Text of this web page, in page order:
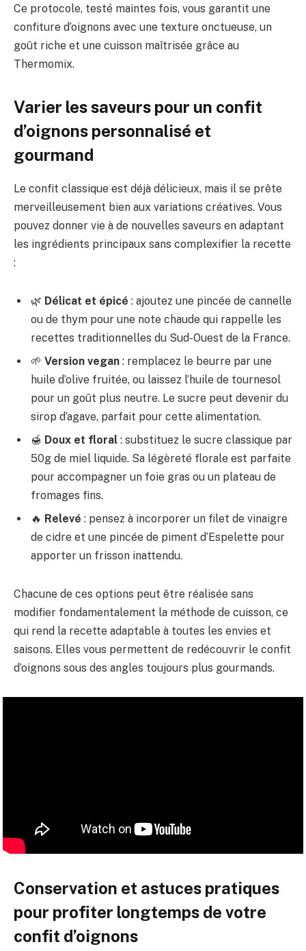
Ce protocole, testé maintes fois, vous garantit une
confiture d’oignons avec une texture onctueuse, un
goût riche et une cuisson maîtrisée grâce au
Thermomix.
Varier les saveurs pour un confit
d’oignons personnalisé et
gourmand
Le confit classique est déjà délicieux, mais il se prête
merveilleusement bien aux variations créatives. Vous
pouvez donner vie à de nouvelles saveurs en adaptant
les ingrédients principaux sans complexifier la recette
:
🌿 Délicat et épicé : ajoutez une pincée de cannelle
ou de thym pour une note chaude qui rappelle les
recettes traditionnelles du Sud-Ouest de la France.
🌱 Version vegan : remplacez le beurre par une
huile d’olive fruitée, ou laissez l’huile de tournesol
pour un goût plus neutre. Le sucre peut devenir du
sirop d’agave, parfait pour cette alimentation.
🍯 Doux et floral : substituez le sucre classique par
50g de miel liquide. Sa légèreté florale est parfaite
pour accompagner un foie gras ou un plateau de
fromages fins.
🔥 Relevé : pensez à incorporer un filet de vinaigre
de cidre et une pincée de piment d’Espelette pour
apporter un frisson inattendu.
Chacune de ces options peut être réalisée sans
modifier fondamentalement la méthode de cuisson, ce
qui rend la recette adaptable à toutes les envies et
saisons. Elles vous permettent de redécouvrir le confit
d’oignons sous des angles toujours plus gourmands.
Conservation et astuces pratiques
pour profiter longtemps de votre
confit d’oignons